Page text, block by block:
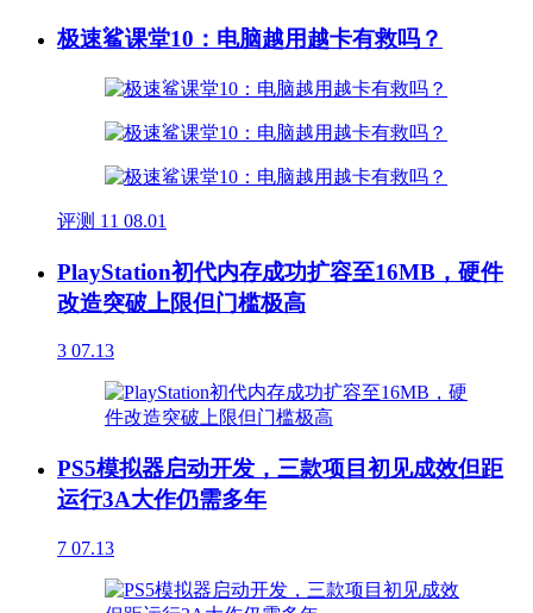
极速鲨课堂10：电脑越用越卡有救吗？
评测 11 08.01
PlayStation初代内存成功扩容至16MB，硬件
改造突破上限但门槛极高
3 07.13
PS5模拟器启动开发，三款项目初见成效但距
运行3A大作仍需多年
7 07.13